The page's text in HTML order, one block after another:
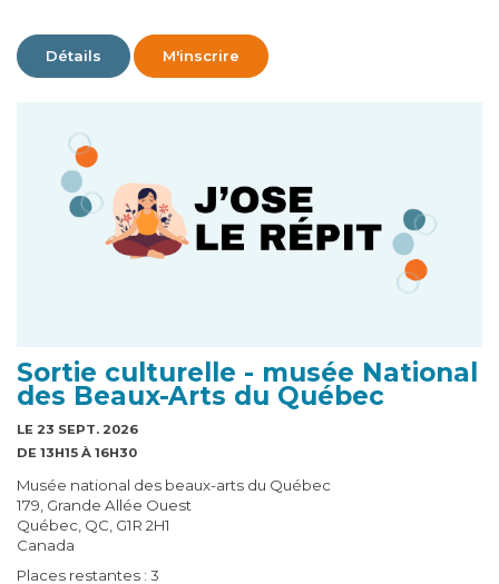
Détails M'inscrire
Sortie culturelle - musée National
des Beaux-Arts du Québec
LE 23 SEPT. 2026
DE 13H15 À 16H30
Musée national des beaux-arts du Québec
179, Grande Allée Ouest
Québec, QC, G1R 2H1
Canada
Places restantes : 3